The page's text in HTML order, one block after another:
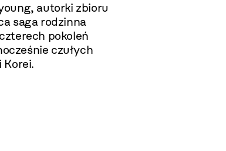
autorki zbioru
saga rodzinna
pokoleń
czułych